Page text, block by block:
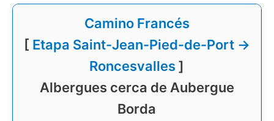
Camino Francés
[ Etapa Saint-Jean-Pied-de-Port →
Roncesvalles]
Albergues cerca de Aubergue
Borda